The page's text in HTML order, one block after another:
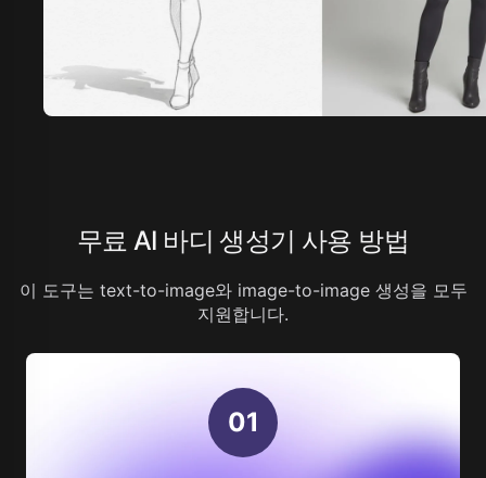
무료 AI 바디 생성기 사용 방법
이 도구는 text-to-image와 image-to-image 생성을 모두
지원합니다.
01